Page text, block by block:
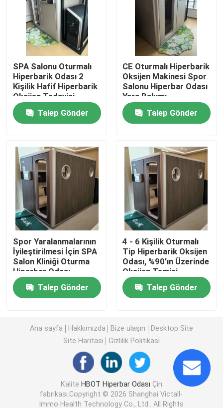
Fabrika turu
Bir teklif isteği
HBOT Hiperbar Odası
Hiperbar Odası SPA
Ters Yaşlanma Hiperbar Odası
1.3 ATA Hiperbarik
Sert Kabuklu Hiperbar Odası
Oturan Hiperbar Odası
Yara Bakımı Hiperbar Odası
Tek Kişilik Hiperbarik Oksijen Odası
Çok Yerli Hiperbar Odası
SPA Salonu Oturmalı
Hiperbarik Odası 2
Kişilik Hafif Hiperbarik
Oksijen Tedavisi
Talep Gönder
CE Oturmalı Hiperbarik
Oksijen Makinesi Spor
Salonu Hiperbar Odası
Yara Bakımı
Talep Gönder
Spor Yaralanmalarının
İyileştirilmesi İçin SPA
Salon Kliniği Oturma
Hiperbar Odası
Tedavisi
Talep Gönder
4 - 6 Kişilik Oturmalı
Tip Hiperbarik Oksijen
Odası, %90'ın Üzerinde
Oksijen Temini
Talep Gönder
Ana sayfa Hakkımızda Bize ulaşın
Desktop Site
Site Haritası
Gizlilik Politikası
Kalite HBOT Hiperbar Odası Çin
fabrikası.Copyright © 2026 Shanghai Victall-
Immo Health Technology Co., Ltd.. All Rights